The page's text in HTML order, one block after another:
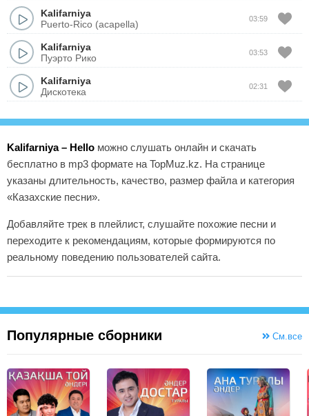
Kalifarniya
Puerto-Rico (acapella)
03:59
Kalifarniya
Пуэрто Рико
03:53
Kalifarniya
Дискотека
02:31
Kalifarniya – Hello можно слушать онлайн и скачать
бесплатно в mp3 формате на TopMuz.kz. На странице
указаны длительность, качество, размер файла и категория
«Казахские песни».
Добавляйте трек в плейлист, слушайте похожие песни и
переходите к рекомендациям, которые формируются по
реальному поведению пользователей сайта.
Популярные сборники См.все